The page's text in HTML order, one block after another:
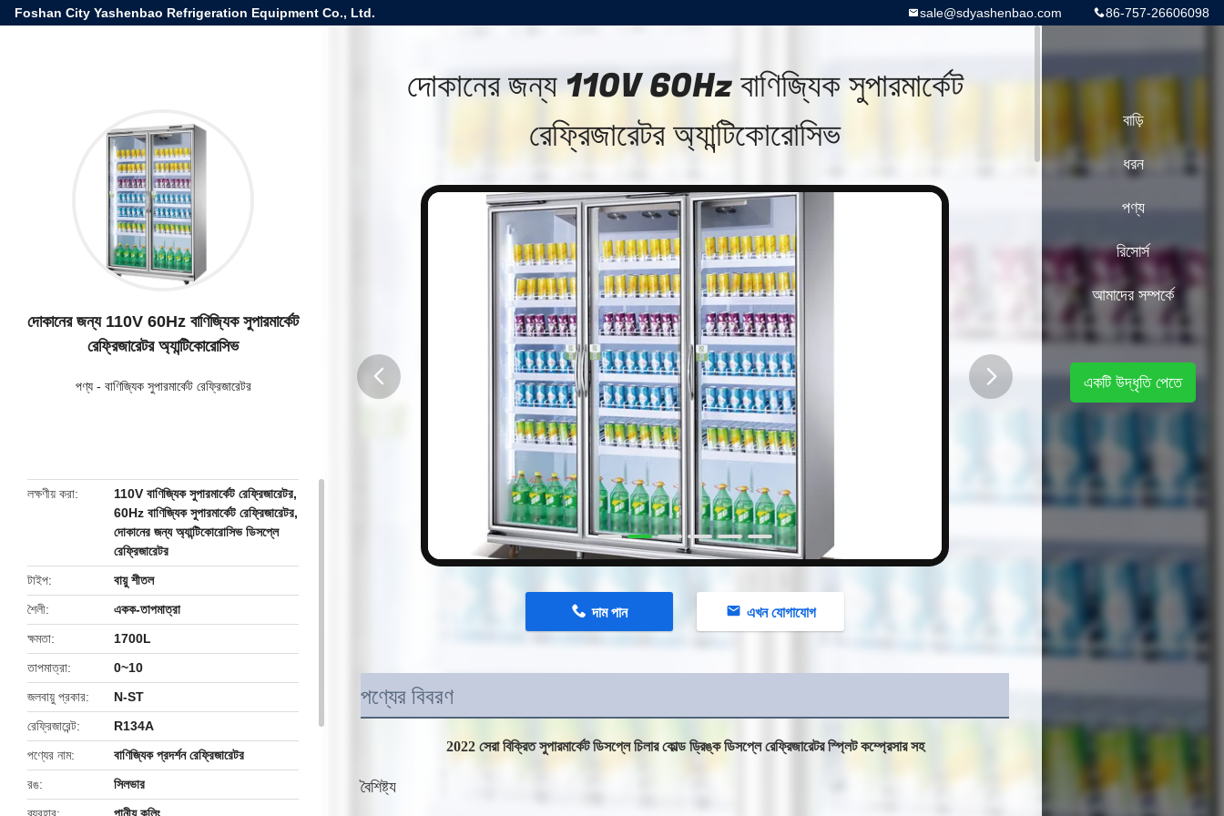
Foshan City Yashenbao Refrigeration Equipment Co., Ltd. 86-757-26606098
sale@sdyashenbao.com
দোকানের জন্য 110V 60Hz বাণিজ্যিক সুপারমার্কেট
রেফ্রিজারেটর অ্যান্টিকোরোসিভ
পণ্য- বাণিজ্যিক সুপারমার্কেট রেফ্রিজারেটর
লক্ষণীয় করা 110V বাণিজ্যিক সুপারমার্কেট রেফ্রিজারেটর,
60Hz বাণিজ্যিক সুপারমার্কেট রেফ্রিজারেটর,
দোকানের জন্য অ্যান্টিকোরোসিভ ডিসপ্লে
রেফ্রিজারেটর
টাইপ
বায়ু শীতল
শৈলী
একক-তাপমাত্রা
ক্ষমতা
1700L
তাপমাত্রা
0~10
জলবায়ু প্রকার
N-ST
রেফ্রিজারেন্ট
R134A
পণ্যের নাম
বাণিজ্যিক প্রদর্শন রেফ্রিজারেটর
রঙ
সিলভার
দোকানের জন্য 110V 60Hz বাণিজ্যিক সুপারমার্কেট
রেফ্রিজারেটর অ্যান্টিকোরোসিভ
দাম পান এখন যোগাযোগ
পণ্যের বিবরণ
2022 সেরা বিক্রিত সুপারমার্কেট ডিসপ্লে চিলার কোল্ড ড্রিঙ্ক ডিসপ্লে রেফ্রিজারেটর স্প্লিট কম্প্রেসার সহ
বৈশিষ্ট্য
বাড়ি
ধরন
পণ্য
রিসোর্স
আমাদের সম্পর্কে
একটি উদ্ধৃতি পেতে